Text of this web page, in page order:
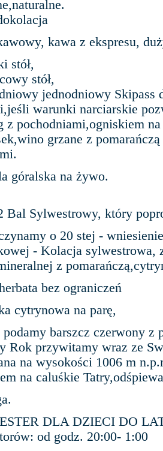
kawa z ekspresu,
stół,
stół,
jednodniowy Skipass
warunki narciarskie
pochodniami,ogniskiem
grzane z
góralska na żywo.
Bal Sylwestrowy, który
o 20 stej -
- Kolacja sylwestrowa,
z
bez ograniczeń
cytrynowa na parę,
podamy barszcz czerwony z
Rok przywitamy wraz ze
na wysokości 1006 m
na caluśkie
DLA DZIECI DO
od godz. 20:00- 1:00